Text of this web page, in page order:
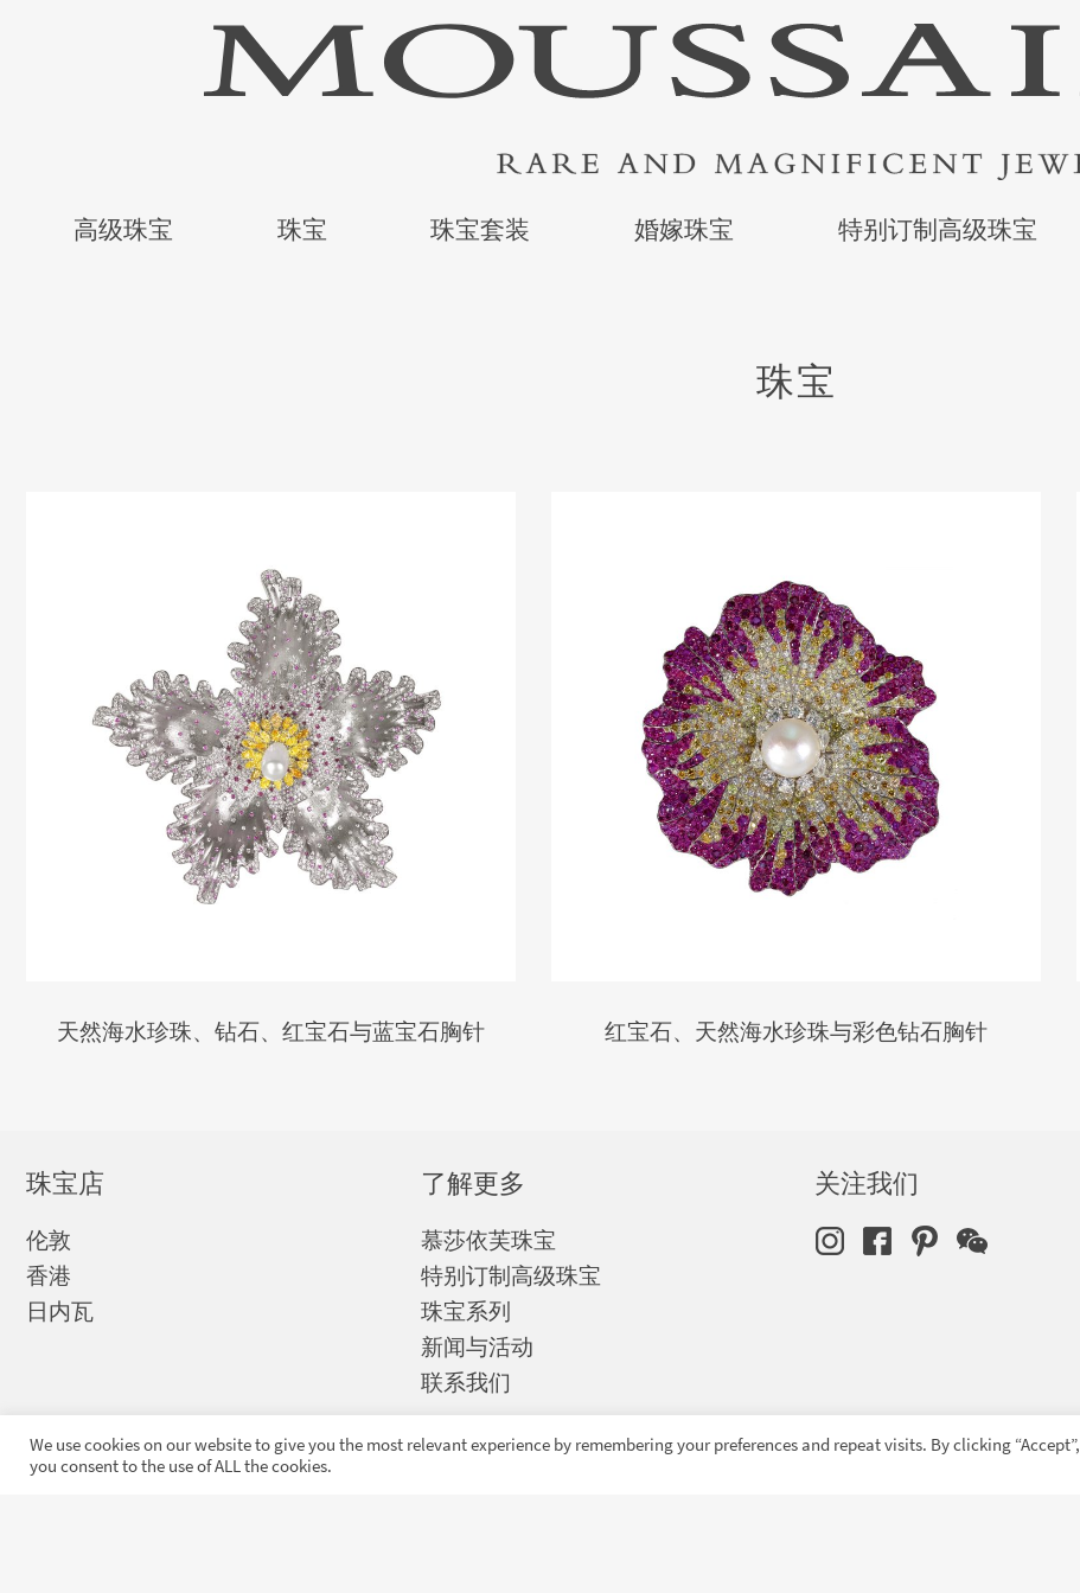
高级珠宝 珠宝 珠宝套装 婚嫁珠宝 特别订制高级珠宝
珠宝
天然海水珍珠、钻石、红宝石与蓝宝石胸针 红宝石、天然海水珍珠与彩色钻石胸针
珠宝店
伦敦
香港
日内瓦
了解更多
慕莎依芙珠宝
特别订制高级珠宝
珠宝系列
新闻与活动
联系我们
关注我们
收到慕莎依芙独家
We use cookies on our website to give you the most relevant experience by remembering your preferences and repeat visits. By clicking “Accept”,
you consent to the use of ALL the cookies.